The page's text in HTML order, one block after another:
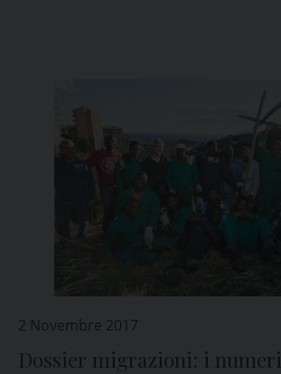
2 Novembre 2017
Dossier migrazioni: i numeri